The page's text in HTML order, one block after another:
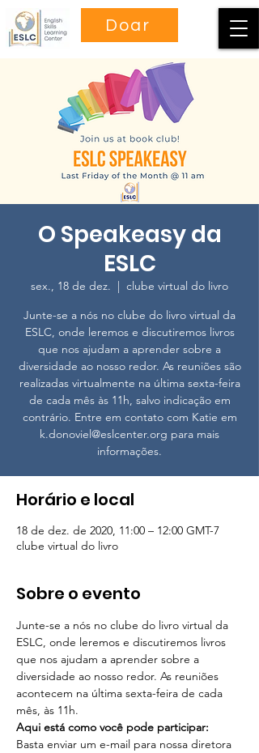
Doar
O Speakeasy da
ESLC
sex., 18 de dez.
  |
clube virtual do livro
Junte-se a nós no clube do livro virtual da
ESLC, onde leremos e discutiremos livros
que nos ajudam a aprender sobre a
diversidade ao nosso redor. As reuniões são
realizadas virtualmente na última sexta-feira
de cada mês às 11h, salvo indicação em
contrário. Entre em contato com Katie em
k.donoviel@eslcenter.org para mais
informações.
Horário e local
18 de dez. de 2020, 11:00 – 12:00 GMT-7
clube virtual do livro
Sobre o evento
Junte-se a nós no clube do livro virtual da
ESLC, onde leremos e discutiremos livros
que nos ajudam a aprender sobre a
diversidade ao nosso redor. As reuniões
acontecem na última sexta-feira de cada
mês, às 11h.
Aqui está como você pode participar:
Basta enviar um e-mail para nossa diretora